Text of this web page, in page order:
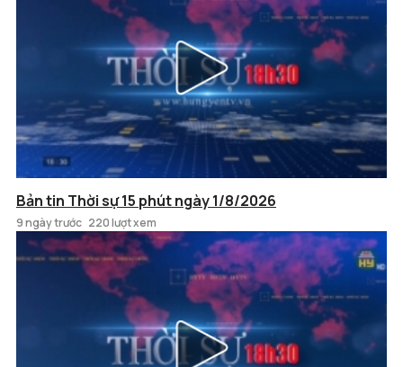
Bản tin Thời sự 15 phút ngày 1/8/2026
9 ngày trước 220 lượt xem